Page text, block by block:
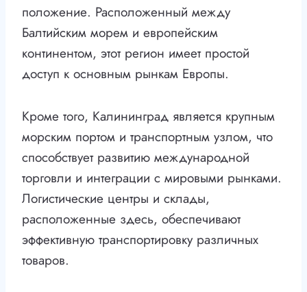
положение. Расположенный между
Балтийским морем и европейским
континентом, этот регион имеет простой
доступ к основным рынкам Европы.
Кроме того, Калининград является крупным
морским портом и транспортным узлом, что
способствует развитию международной
торговли и интеграции с мировыми рынками.
Логистические центры и склады,
расположенные здесь, обеспечивают
эффективную транспортировку различных
товаров.